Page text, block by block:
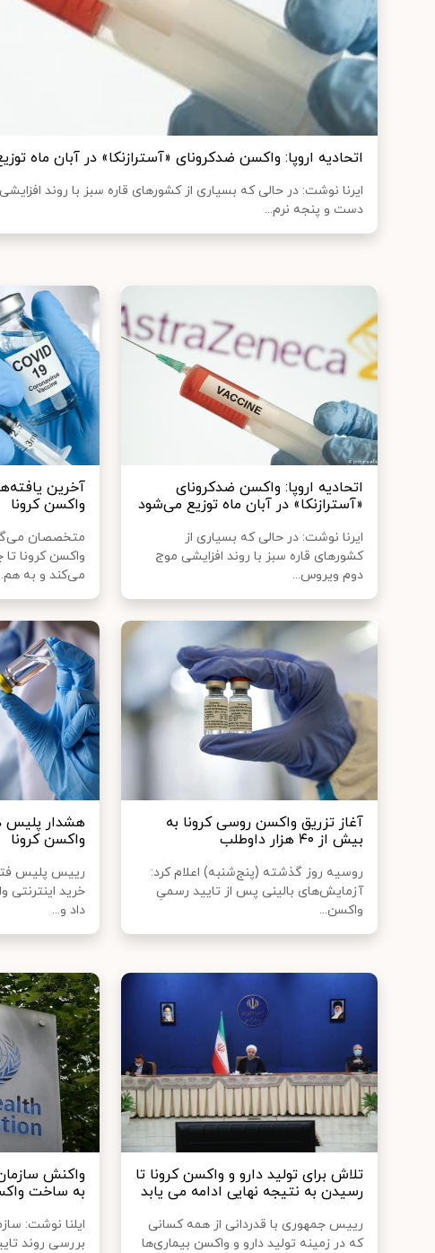
اتحادیه اروپا: واکسن ضدکرونای «آسترازنکا» در آبان ماه
ایرنا نوشت: در حالی که بسیاری از کشورهای قاره سبز با روند
دست و پنجه نرم...
اتحادیه اروپا: واکسن ضدکرونای
«آسترازنکا» در آبان ماه توزیع می‌شود
ایرنا نوشت: در حالی که بسیاری از
کشورهای قاره سبز با روند افزایشی موج
دوم ویروس...
آخرین
واکسن کرونا
متخصصان
واکسن کرونا
می‌کند و به
آغاز تزریق واکسن روسی کرونا به
بیش از ۴۰ هزار داوطلب
روسیه روز گذشته (پنج‌شنبه) اعلام کرد:
آزمایش‌های بالینی پس از تایید رسمیِ
واکسن...
هشدار پلیس
واکسن کرونا
رییس پلیس
خرید اینترنتی
داد و...
تلاش برای تولید دارو و واکسن کرونا تا
رسیدن به نتیجه نهایی ادامه می‌ یابد
رییس جمهوری با قدردانی از همه کسانی
که در زمینه تولید دارو و واکسن بیماری‌ها
واکنش
به ساخت
ایلنا نوشت:
بررسی روند